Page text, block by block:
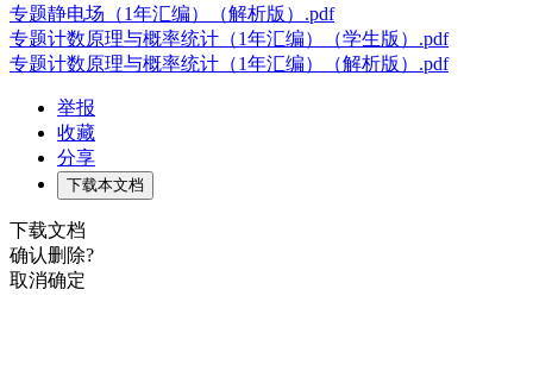
专题静电场（1年汇编）（解析版）.pdf
专题计数原理与概率统计（1年汇编）（学生版）.pdf
专题计数原理与概率统计（1年汇编）（解析版）.pdf
举报
收藏
分享
下载本文档
下载文档
确认删除?
取消确定